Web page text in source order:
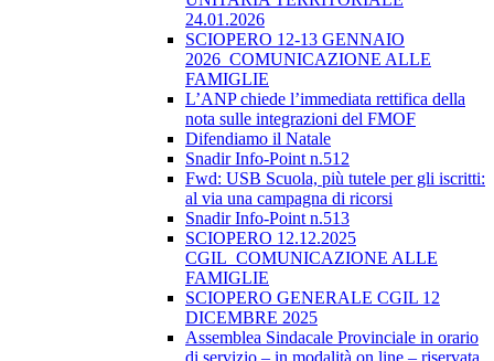
24.01.2026
SCIOPERO 12-13 GENNAIO
2026_COMUNICAZIONE ALLE
FAMIGLIE
L’ANP chiede l’immediata rettifica della
nota sulle integrazioni del FMOF
Difendiamo il Natale
Snadir Info-Point n.512
Fwd: USB Scuola, più tutele per gli iscritti:
al via una campagna di ricorsi
Snadir Info-Point n.513
SCIOPERO 12.12.2025
CGIL_COMUNICAZIONE ALLE
FAMIGLIE
SCIOPERO GENERALE CGIL 12
DICEMBRE 2025
Assemblea Sindacale Provinciale in orario